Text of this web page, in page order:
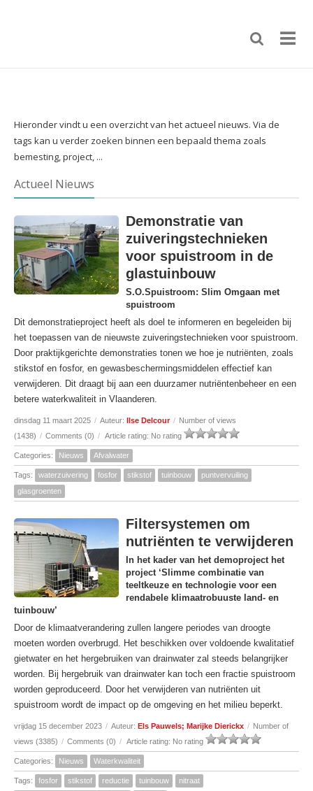
Hieronder vindt u een overzicht van het actueel nieuws. Via de
tags kan u verder zoeken binnen een bepaald thema zoals
bemesting, project, ...
Actueel Nieuws
Demonstratie van
zuiveringstechnieken
voor spuistroom in de
glastuinbouw
S.O.Spuistroom: Slim Omgaan met
spuistroom
Dit demonstratieproject heeft als doel te informeren en begeleiden bij
het toepassen van de nieuwste zuiveringstechnieken voor spuistroom.
Door praktijkgerichte demonstraties tonen we hoe je nutriënten, zoals
stikstof en fosfor, en gewasbeschermingsmiddelen effectief kan
verwijderen. Dit draagt bij aan een duurzamer nutriëntenbeheer en een
betere waterkwaliteit in Vlaanderen.
dinsdag 11 maart 2025 / Auteur: Ilse Delcour / Number of views
(1438) / Comments (0) / Article rating: No rating
Categories: Nieuws Afvalwater
Tags: waterzuivering fosfor stikstof tuinbouw
puntvervuiling
glasgroenten
Filtersystemen om
nutriënten te verwijderen
In het kader van het demoproject het
project ‘Slimme combinatie van
teeltkeuze en technologie voor een
rendabele klimaatrobuuste land- en
tuinbouw’
Door de klimaatverandering zullen langere periodes van droogte
moeten worden overbrugd. Het beschikken over voldoende kwalitatief
gietwater en het hergebruiken van drainwater zal steeds belangrijker
worden. Bij hergebruik van drainwater kan toch een fractie spuistroom
worden geproduceerd. Door het verwijderen van nutriënten uit
spuistroom wordt de impact op de omgeving en het milieu beperkt.
vrijdag 15 december 2023 / Auteur: Els Pauwels; Marijke Dierickx / Number of
views (3385) / Comments (0) / Article rating: No rating
Categories: Nieuws Waterkwaliteit
Tags: fosfor stikstof reductie tuinbouw
nitraat